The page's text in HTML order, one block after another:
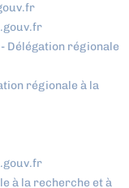
régionale à la